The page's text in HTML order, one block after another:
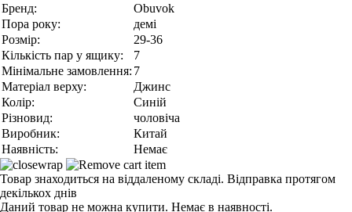
Бренд:
Obuvok
Пора року:
демі
Розмір:
29-36
Кількість пар у ящику:
7
Мінімальне замовлення: 7
Матеріал верху:
Джинс
Колір:
Синій
Різновид:
чоловіча
Виробник:
Китай
Наявність:
Немає
Товар знаходиться на віддаленому складі. Відправка протягом
декількох днів
Даний товар не можна купити. Немає в наявності.